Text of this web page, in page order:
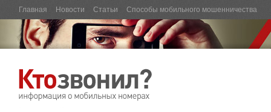
Главная Новости Статьи Способы мобильного мошенничества